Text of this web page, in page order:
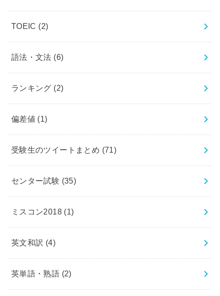
TOEIC (2)
語法・文法 (6)
ランキング (2)
偏差値 (1)
受験生のツイートまとめ (71)
センター試験 (35)
ミスコン2018 (1)
英文和訳 (4)
英単語・熟語 (2)